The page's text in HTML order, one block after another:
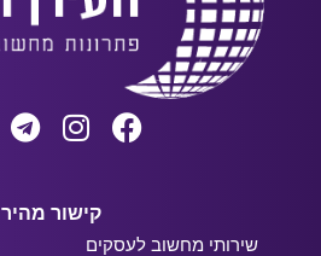
קישור מהיר
שירותי מחשוב לעסקים